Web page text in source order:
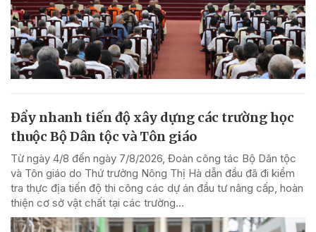
Đẩy nhanh tiến độ xây dựng các trường học
thuộc Bộ Dân tộc và Tôn giáo
Từ ngày 4/8 đến ngày 7/8/2026, Đoàn công tác Bộ Dân tộc
và Tôn giáo do Thứ trưởng Nông Thị Hà dẫn đầu đã đi kiểm
tra thực địa tiến độ thi công các dự án đầu tư nâng cấp, hoàn
thiện cơ sở vật chất tại các trường...